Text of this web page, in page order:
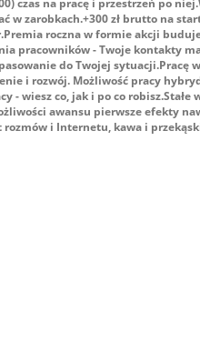
czas na pracę i przestrzeń po
w zarobkach.+300 zł brutto na
roczna w formie akcji
pracowników - Twoje kontakty
do Twojej sytuacji.Pracę
i rozwój. Możliwość pracy
- wiesz co, jak i po co robisz.Stałe
awansu pierwsze efekty
i Internetu, kawa i